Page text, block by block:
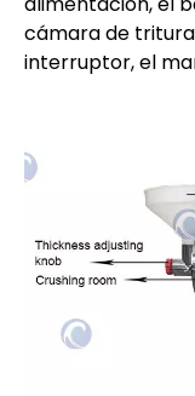
cámara de
interruptor, el